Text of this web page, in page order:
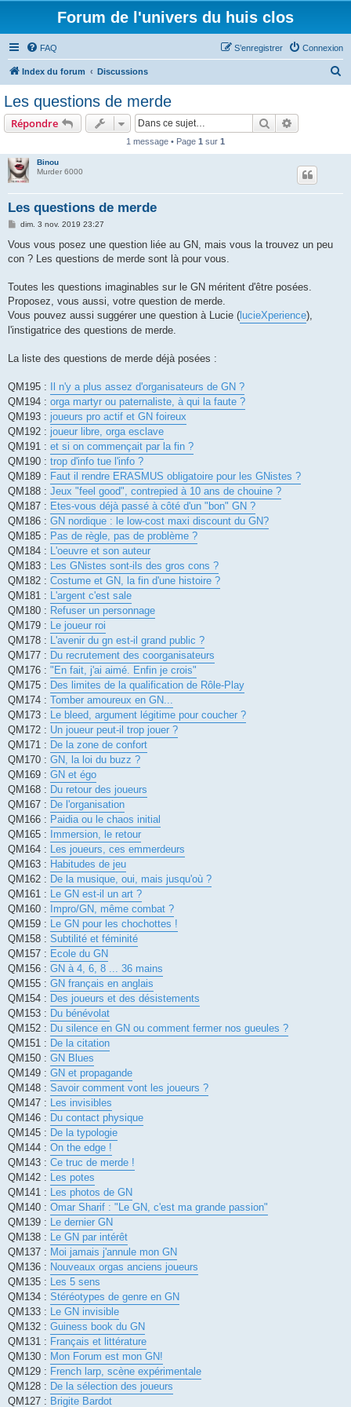
Forum de l'univers du huis clos
FAQ Connexion
S’enregistrer
Index du forum Discussions
Les questions de merde
Répondre Rechercher
1 message • Page 1 sur 1
Binou
Murder 6000
Les questions de merde
M
s
a
dim. 3 nov. 2019 23:27
Vous vous posez une question liée au GN, mais vous la trouvez un peu
con ? Les questions de merde sont là pour vous.
Toutes les questions imaginables sur le GN méritent d'être posées.
Proposez, vous aussi, votre question de merde.
Vous pouvez aussi suggérer une question à Lucie ( lucieXperience),
l'instigatrice des questions de merde.
La liste des questions de merde déjà posées :
QM195 :
Il n'y a plus assez d'organisateurs de GN ?
QM194 : orga martyr ou paternaliste, à qui la faute ?
QM193 : joueurs pro actif et GN foireux
QM192 : joueur libre, orga esclave
QM191 : et si on commençait par la fin ?
QM190 : trop d'info tue l'info ?
QM189 : Faut il rendre ERASMUS obligatoire pour les GNistes ?
QM188 : Jeux "feel good", contrepied à 10 ans de chouine ?
QM187 : Etes-vous déjà passé à côté d'un "bon" GN ?
QM186 : GN nordique : le low-cost maxi discount du GN?
QM185 : Pas de règle, pas de problème ?
QM184 : L'oeuvre et son auteur
QM183 : Les GNistes sont-ils des gros cons ?
QM182 : Costume et GN, la fin d'une histoire ?
QM181 : L'argent c'est sale
QM180 : Refuser un personnage
QM179 : Le joueur roi
QM178 : L'avenir du gn est-il grand public ?
QM177 : Du recrutement des coorganisateurs
QM176 : "En fait, j'ai aimé. Enfin je crois"
QM175 : Des limites de la qualification de Rôle-Play
QM174 : Tomber amoureux en GN...
QM173 : Le bleed, argument légitime pour coucher ?
QM172 : Un joueur peut-il trop jouer ?
QM171 : De la zone de confort
QM170 : GN, la loi du buzz ?
QM169 : GN et égo
QM168 : Du retour des joueurs
QM167 : De l'organisation
QM166 : Paidia ou le chaos initial
QM165 :
Immersion, le retour
QM164 : Les joueurs, ces emmerdeurs
QM163 : Habitudes de jeu
QM162 : De la musique, oui, mais jusqu'où ?
QM161 : Le GN est-il un art ?
QM160 :
Impro/GN, même combat ?
QM159 : Le GN pour les chochottes !
QM158 : Subtilité et féminité
QM157 : Ecole du GN
QM156 : GN à 4, 6, 8 ... 36 mains
QM155 : GN français en anglais
QM154 : Des joueurs et des désistements
QM153 : Du bénévolat
QM152 : Du silence en GN ou comment fermer nos gueules ?
QM151 : De la citation
QM150 : GN Blues
QM149 : GN et propagande
QM148 : Savoir comment vont les joueurs ?
QM147 : Les invisibles
QM146 : Du contact physique
QM145 : De la typologie
QM144 : On the edge !
QM143 : Ce truc de merde !
QM142 : Les potes
QM141 : Les photos de GN
QM140 : Omar Sharif : "Le GN, c'est ma grande passion"
QM139 : Le dernier GN
QM138 : Le GN par intérêt
QM137 : Moi jamais j'annule mon GN
QM136 : Nouveaux orgas anciens joueurs
QM135 : Les 5 sens
QM134 : Stéréotypes de genre en GN
QM133 : Le GN invisible
QM132 : Guiness book du GN
QM131 : Français et littérature
QM130 : Mon Forum est mon GN!
QM129 : French larp, scène expérimentale
QM128 : De la sélection des joueurs
QM127 : Brigite Bardot